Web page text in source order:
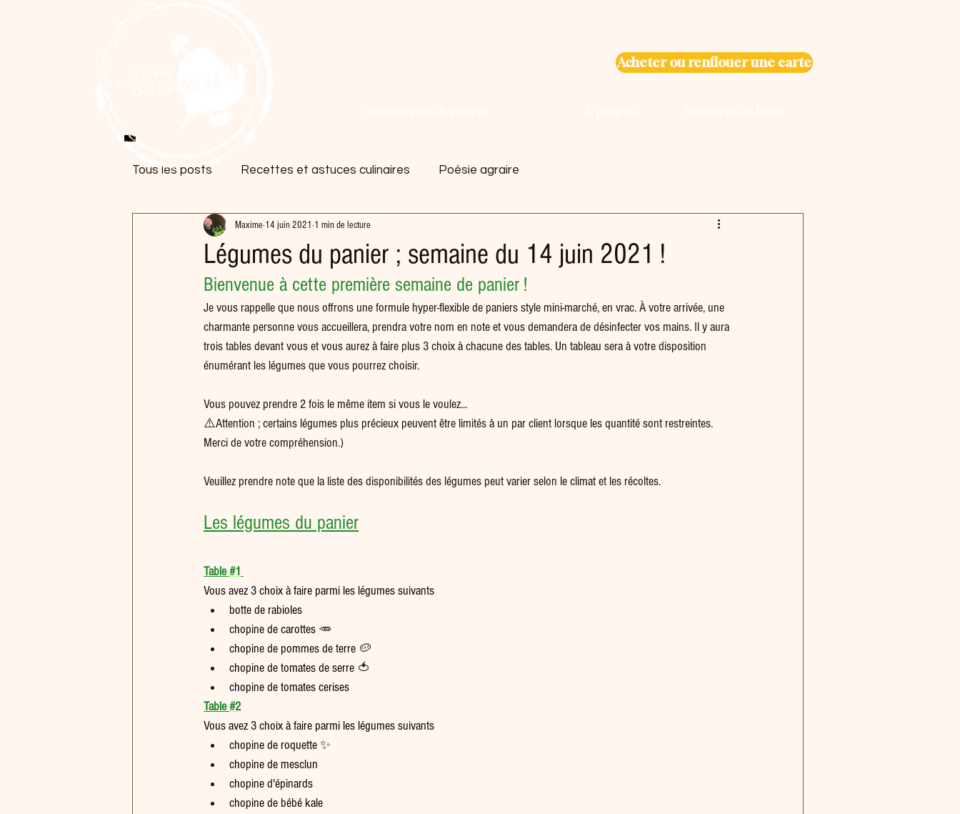
Acheter ou renflouer une carte
Tous les posts Recettes et astuces culinaires Poésie agraire
Légumes du panier ; semaine du 14 juin 2021 !
Maxime 14 juin 2021 1 min de lecture
Bienvenue à cette première semaine de panier !
Je vous rappelle que nous offrons une formule hyper-flexible de paniers style mini-marché, en vrac. À votre arrivée, une
charmante personne vous accueillera, prendra votre nom en note et vous demandera de désinfecter vos mains. Il y aura
trois tables devant vous et vous aurez à faire plus 3 choix à chacune des tables. Un tableau sera à votre disposition
énumérant les légumes que vous pourrez choisir.
Vous pouvez prendre 2 fois le même item si vous le voulez...
⚠️Attention ; certains légumes plus précieux peuvent être limités à un par client lorsque les quantité sont restreintes.
Merci de votre compréhension.)
Veuillez prendre note que la liste des disponibilités des légumes peut varier selon le climat et les récoltes.
Les légumes du panier
Table #1
Vous avez 3 choix à faire parmi les légumes suivants
botte de rabioles
chopine de carottes 🥕
chopine de pommes de terre 🥔
chopine de tomates de serre 🍅
chopine de tomates cerises
Table #2
Vous avez 3 choix à faire parmi les légumes suivants
chopine de roquette ✨
chopine de mesclun
chopine d'épinards
chopine de bébé kale